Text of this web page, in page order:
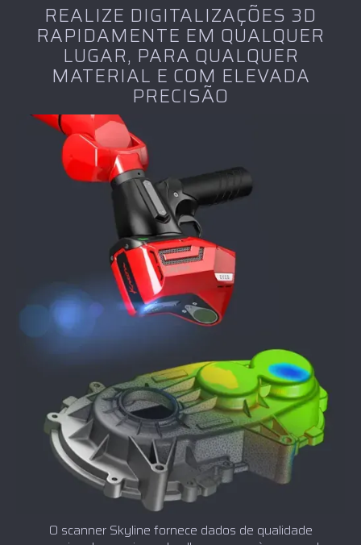
REALIZE DIGITALIZAÇÕES 3D
RAPIDAMENTE EM QUALQUER
LUGAR, PARA QUALQUER
MATERIAL E COM ELEVADA
PRECISÃO
O scanner Skyline fornece dados de qualidade